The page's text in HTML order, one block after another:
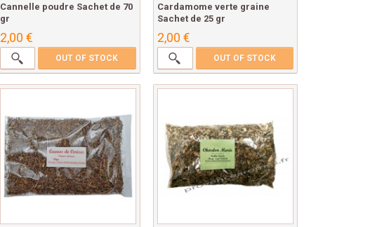
Cannelle poudre Sachet de 70
gr
2,00 €
OUT OF STOCK
Cardamome verte graine
Sachet de 25 gr
2,00 €
OUT OF STOCK